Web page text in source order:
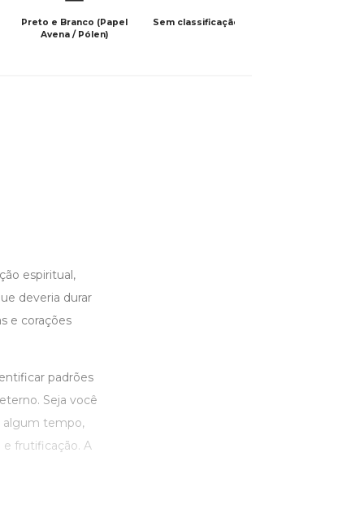
Preto e Branco (Papel
Avena / Pólen)
Sem classificação
espiritual,
deveria durar
e corações
padrões
Seja você
algum tempo,
frutificação. A